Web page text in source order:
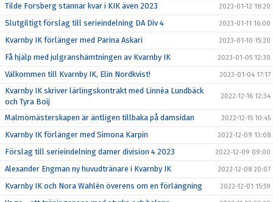
Tilde Forsberg stannar kvar i KIK även 2023 2023-01-12 18:20
Slutgiltigt förslag till serieindelning DA Div 4 2023-01-11 16:00
Kvarnby IK förlänger med Parina Askari 2023-01-10 15:20
Få hjälp med julgranshämtningen av Kvarnby IK 2023-01-05 12:30
Välkommen till Kvarnby IK, Elin Nordkvist! 2023-01-04 17:17
Kvarnby IK skriver lärlingskontrakt med Linnéa Lundbäck
och Tyra Boij
2022-12-16 12:34
Malmömästerskapen är äntligen tillbaka på damsidan 2022-12-15 10:45
Kvarnby IK förlänger med Simona Karpin 2022-12-09 13:08
Förslag till serieindelning damer division 4 2023 2022-12-09 09:00
Alexander Engman ny huvudtränare i Kvarnby IK 2022-12-08 20:07
Kvarnby IK och Nora Wahlén överens om en förlängning 2022-12-01 15:59